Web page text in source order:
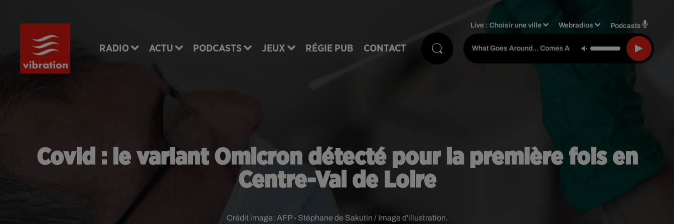
RADIO ACTU PODCASTS JEUX RÉGIE PUB CONTACT
Live :Choisir une ville Webradios Podcasts
What Goes Around... Comes Around - Justin Timberlake
Covid : le variant Omicron détecté pour la première fois en
Centre-Val de Loire
Crédit image: AFP - Stéphane de Sakutin / Image d'illustration.